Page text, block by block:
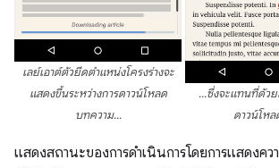
เลย์เอาต์ตัวยึดตำแหน่งโครงร่างจะ
แสดงขึ้นระหว่างการดาวน์โหลด
บทความ...
...ซึ่งจะแทนที่ด้วย
ดาวน์โหล
แสดงสถานะของการดำเนินการโดยการแสดงค